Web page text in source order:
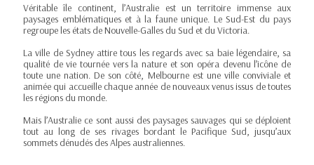
Véritable île continent, l’Australie est un territoire immense aux
paysages emblématiques et à la faune unique. Le Sud-Est du pays
regroupe les états de Nouvelle-Galles du Sud et du Victoria.
La ville de Sydney attire tous les regards avec sa baie légendaire, sa
qualité de vie tournée vers la nature et son opéra devenu l’icône de
toute une nation. De son côté, Melbourne est une ville conviviale et
animée qui accueille chaque année de nouveaux venus issus de toutes
les régions du monde.
Mais l’Australie ce sont aussi des paysages sauvages qui se déploient
tout au long de ses rivages bordant le Pacifique Sud, jusqu’aux
sommets dénudés des Alpes australiennes.